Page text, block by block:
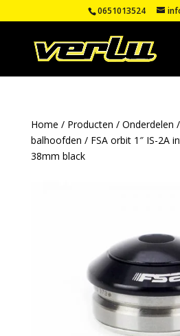
0651013524
Home / Producten / Onderdelen /
balhoofden / FSA orbit 1″ IS-2A
38mm black